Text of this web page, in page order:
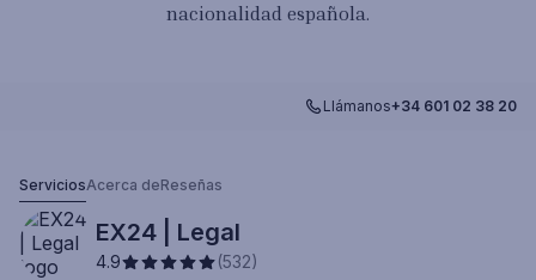
nacionalidad española.